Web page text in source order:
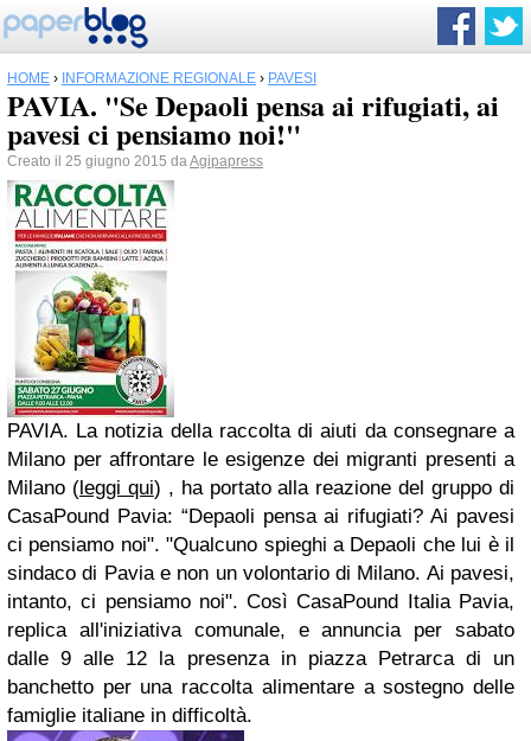
HOME › INFORMAZIONE REGIONALE › PAVESI
PAVIA. "Se Depaoli pensa ai rifugiati, ai
pavesi ci pensiamo noi!"
Creato il 25 giugno 2015 daAgipapress
PAVIA. La notizia della raccolta di aiuti da consegnare a
Milano per affrontare le esigenze dei migranti presenti a
Milano (leggi qui) , ha portato alla reazione del gruppo di
CasaPound Pavia: “Depaoli pensa ai rifugiati? Ai pavesi
ci pensiamo noi". "Qualcuno spieghi a Depaoli che lui è il
sindaco di Pavia e non un volontario di Milano. Ai pavesi,
intanto, ci pensiamo noi". Così CasaPound Italia Pavia,
replica all'iniziativa comunale, e annuncia per sabato
dalle 9 alle 12 la presenza in piazza Petrarca di un
banchetto per una raccolta alimentare a sostegno delle
famiglie italiane in difficoltà.